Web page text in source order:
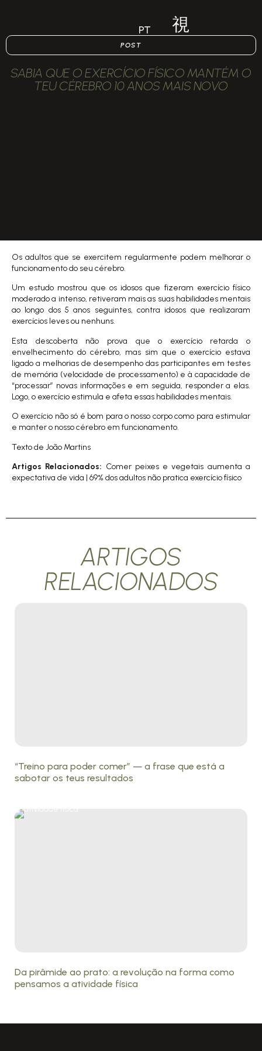
PT
POST
SABIA QUE O EXERCÍCIO FÍSICO MANTÉM O
TEU CÉREBRO 10 ANOS MAIS NOVO
Os adultos que se exercitem regularmente podem melhorar o
funcionamento do seu cérebro.
Um estudo mostrou que os idosos que fizeram exercício físico
moderado a intenso, retiveram mais as suas habilidades mentais
ao longo dos 5 anos seguintes, contra idosos que realizaram
exercícios leves ou nenhuns.
Esta descoberta não prova que o exercício retarda o
envelhecimento do cérebro, mas sim que o exercício estava
ligado a melhorias de desempenho das participantes em testes
de memória (velocidade de processamento) e à capacidade de
“processar” novas informações e em seguida, responder a elas.
Logo, o exercício estimula e afeta essas habilidades mentais.
O exercício não só é bom para o nosso corpo como para estimular
e manter o nosso cérebro em funcionamento.
Texto de João Martins
Artigos Relacionados: Comer peixes e vegetais aumenta a
expectativa de vida | 69% dos adultos não pratica exercício físico
ARTIGOS
RELACIONADOS
“Treino para poder comer” — a frase que está a
sabotar os teus resultados
Da pirâmide ao prato: a revolução na forma como
pensamos a atividade física